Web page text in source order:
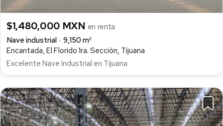
$1,480,000 MXN en renta
Nave industrial
9,150 m²
Encantada, El Florido 1ra. Sección, Tijuana
Excelente Nave Industrial en Tijuana